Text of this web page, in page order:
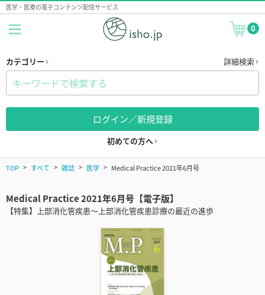
医学・医療の電子コンテンツ配信サービス
0
カテゴリー 詳細検索
ログイン／新規登録
初めての方へ
TOP すべて 雑誌 医学 Medical Practice 2021年6月号
Medical Practice 2021年6月号【電子版】
【特集】上部消化管疾患～上部消化管疾患診療の最近の進歩